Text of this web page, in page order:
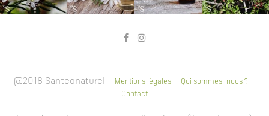
@2018 Santeonaturel – Mentions légales – Qui sommes-nous ? –
Contact